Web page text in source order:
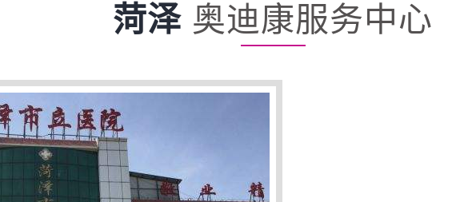
菏泽 奥迪康服务中心